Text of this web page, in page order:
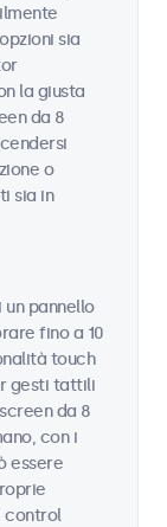
sia
la giusta
da 8
o
sia in
pannello
fino a 10
touch
gesti tattili
da 8
con i
essere
control